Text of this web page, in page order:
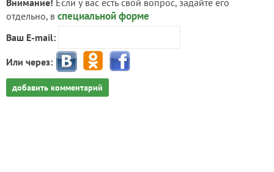
Внимание! Если у вас есть свой вопрос, задайте его
отдельно, в специальной форме
Ваш E-mail:
Или через:
добавить комментарий